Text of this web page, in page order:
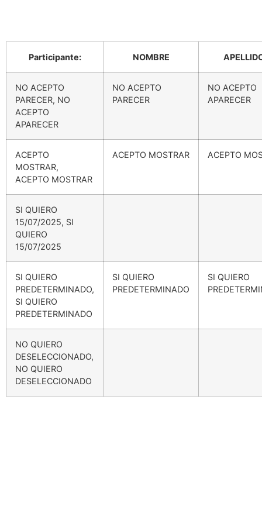
Participante: NOMBRE
NO ACEPTO
PARECER, NO
ACEPTO
APARECER
NO ACEPTO
PARECER
NO ACEPTO
APARECER
ACEPTO
MOSTRAR,
ACEPTO MOSTRAR
ACEPTO MOSTRAR ACEPTO
SI QUIERO
15/07/2025, SI
QUIERO
15/07/2025
SI QUIERO
PREDETERMINADO,
SI QUIERO
PREDETERMINADO
SI QUIERO
PREDETERMINADO
SI QUIERO
NO QUIERO
DESELECCIONADO,
NO QUIERO
DESELECCIONADO